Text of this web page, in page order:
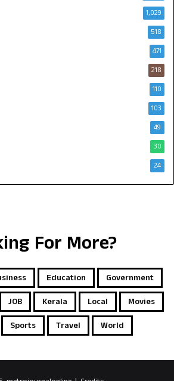
1,029
518
471
218
110
103
49
30
24
For More?
Education
Government
JOB Kerala Local
Movies
Sports Travel World